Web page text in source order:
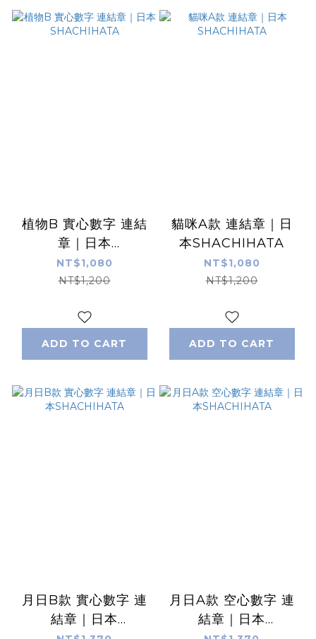
植物B 實心數字 連結
章｜日本
SHACHIHATA
NT$1,080
NT$1,200
ADD TO CART
貓咪A款 連結章｜日
本SHACHIHATA
NT$1,080
NT$1,200
ADD TO CART
月日B款 實心數字 連
結章｜日本
月日A款 空心數字 連
結章｜日本